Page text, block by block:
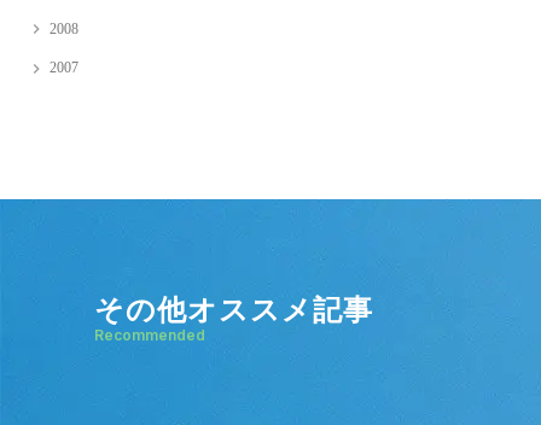
2008
2007
その他オススメ記事
Recommended